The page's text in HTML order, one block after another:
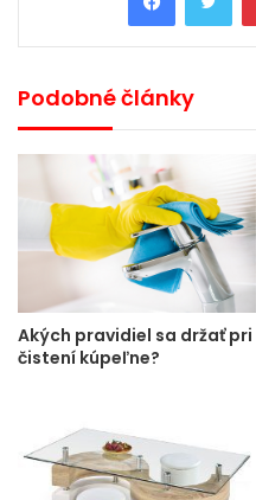
Podobné články
Akých pravidiel sa držať pri
čistení kúpeľne?